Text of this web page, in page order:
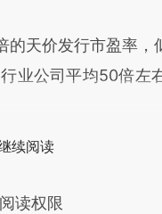
天价发行市盈率，
业公司平均50倍左
续阅读
读权限